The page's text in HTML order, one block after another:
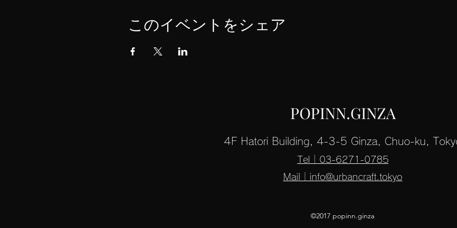
このイベントをシェア
POPINN.GINZA
4F Hatori Building, 4-3-5 Ginza, Chuo-ku,
Tel｜03-6271 -0785
Mail｜info@urbancraft.tokyo
©2017 popinn.ginza